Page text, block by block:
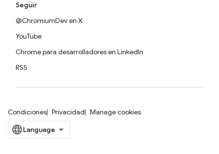
Seguir
@ChromiumDev en X
YouTube
Chrome para desarrolladores en LinkedIn
RSS
Condiciones Privacidad Manage cookies